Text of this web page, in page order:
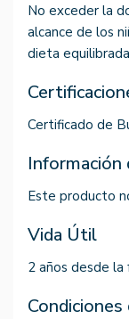
No exceder la
alcance de los
dieta
Certificado de
Este producto
Vida Útil
2 años desde la